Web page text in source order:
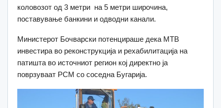
коловозот од 3 метри на 5 метри широчина,
поставување банкини и одводни канали.
Министерот Бочварски потенцираше дека МТВ
инвестира во реконструкција и рехабилитација на
патишта во источниот регион кој директно ја
поврзуваат РСМ со соседна Бугарија.